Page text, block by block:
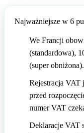
🇮🇹 Włochy
Przedstawiciel
🇬🇧 Wielka
🇮🇹 Włochy
Najważniejsze w 6
We Francji
(standardowa),
(super obniżona).
Rejestracja VAT
przed
numer VAT
Deklaracje VAT